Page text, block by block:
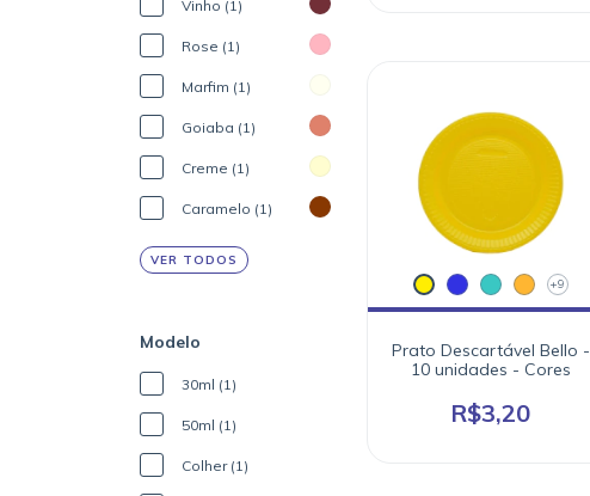
Vinho (1)
Rose (1)
Marfim (1)
Goiaba (1)
Creme (1)
Caramelo (1)
VER TODOS
Modelo
30ml (1)
50ml (1)
Colher (1)
+9
Prato Descartável Bello -
10 unidades - Cores
R$3,20